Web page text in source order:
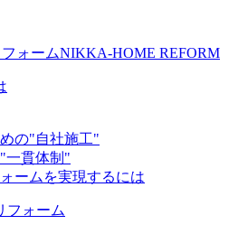
ォームNIKKA-HOME REFORM
の"自社施工"
一貫体制"
ームを実現するには
フォーム